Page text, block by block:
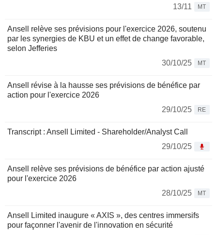
13/11
MT
Ansell relève ses prévisions pour l'exercice 2026, soutenu
par les synergies de KBU et un effet de change favorable,
selon Jefferies
30/10/25
MT
Ansell révise à la hausse ses prévisions de bénéfice par
action pour l'exercice 2026
29/10/25
RE
Transcript : Ansell Limited - Shareholder/Analyst Call
29/10/25
Ansell relève ses prévisions de bénéfice par action ajusté
pour l'exercice 2026
28/10/25
MT
Ansell Limited inaugure « AXIS », des centres immersifs
pour façonner l'avenir de l'innovation en sécurité